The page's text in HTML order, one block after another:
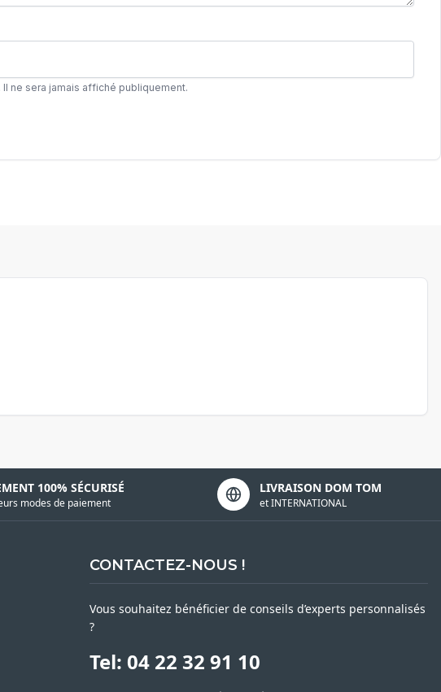
ne sera jamais affiché publiquement.
100% SÉCURISÉ
modes de paiement
LIVRAISON DOM TOM
et INTERNATIONAL
CONTACTEZ-NOUS !
Vous souhaitez bénéficier de conseils d’experts personnalisés
?
Tel: 04 22 32 91 10